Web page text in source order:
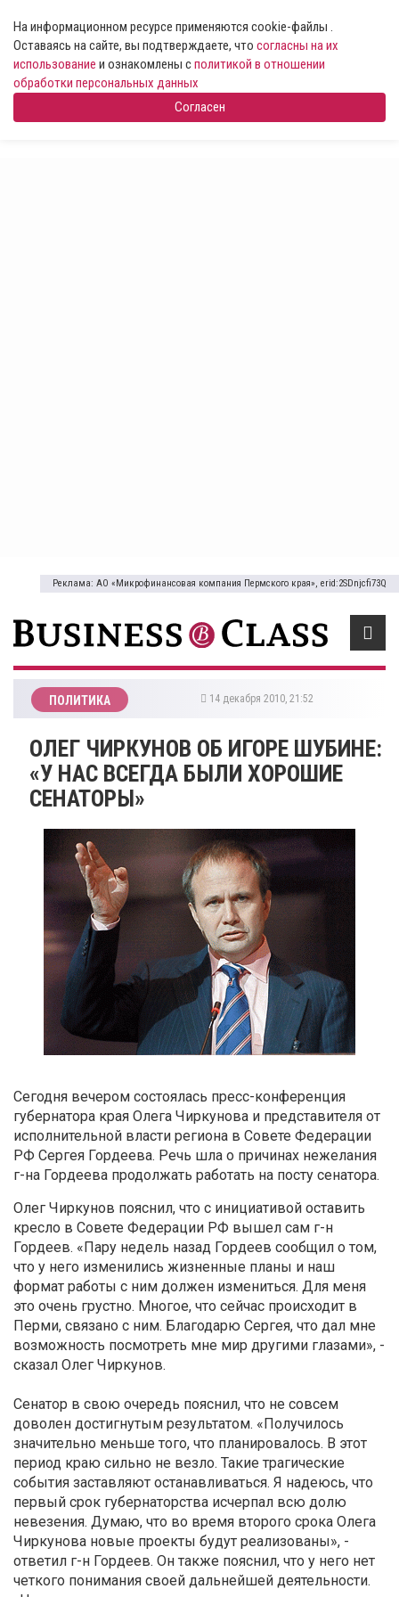
На информационном ресурсе применяются cookie-файлы .
Оставаясь на сайте, вы подтверждаете, что согласны на их
использование и ознакомлены сполитикой в отношении
обработки персональных данных
Согласен
Реклама: АО «Микрофинансовая компания Пермского края», erid:2SDnjcfi73Q
ПОЛИТИКА 14 декабря 2010, 21:52
ОЛЕГ ЧИРКУНОВ ОБ ИГОРЕ ШУБИНЕ:
«У НАС ВСЕГДА БЫЛИ ХОРОШИЕ
СЕНАТОРЫ»
Сегодня вечером состоялась пресс-конференция
губернатора края Олега Чиркунова и представителя от
исполнительной власти региона в Совете Федерации
РФ Сергея Гордеева. Речь шла о причинах нежелания
г-на Гордеева продолжать работать на посту сенатора.
Олег Чиркунов пояснил, что с инициативой оставить
кресло в Совете Федерации РФ вышел сам г-н
Гордеев. «Пару недель назад Гордеев сообщил о том,
что у него изменились жизненные планы и наш
формат работы с ним должен измениться. Для меня
это очень грустно. Многое, что сейчас происходит в
Перми, связано с ним. Благодарю Сергея, что дал мне
возможность посмотреть мне мир другими глазами», -
сказал Олег Чиркунов.
Сенатор в свою очередь пояснил, что не совсем
доволен достигнутым результатом. «Получилось
значительно меньше того, что планировалось. В этот
период краю сильно не везло. Такие трагические
события заставляют останавливаться. Я надеюсь, что
первый срок губернаторства исчерпал всю долю
невезения. Думаю, что во время второго срока Олега
Чиркунова новые проекты будут реализованы», -
ответил г-н Гордеев. Он также пояснил, что у него нет
четкого понимания своей дальнейшей деятельности.